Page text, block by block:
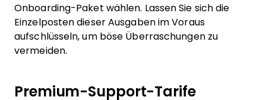
Onboarding-Paket wählen. Lassen Sie sich die
Einzelposten dieser Ausgaben im Voraus
aufschlüsseln, um böse Überraschungen zu
vermeiden.
Premium-Support-Tarife